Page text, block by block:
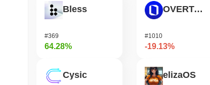
Bless
#369
64.28%
Cysic
OVERTAKE
#1010
-19.13%
elizaOS